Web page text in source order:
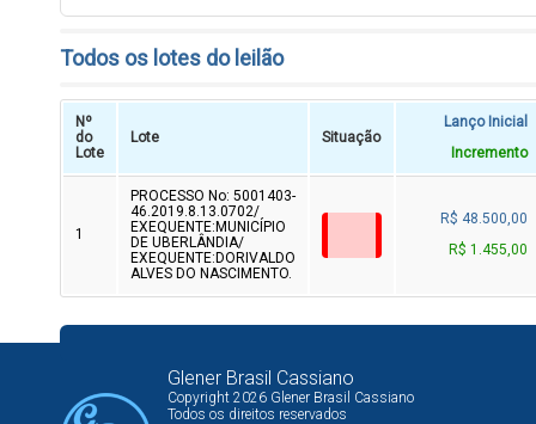
Todos os lotes do leilão
Nº
do
Lote
Lote Situação
Lanço Inicial
Incremento
1
PROCESSO No: 5001403-
46.2019.8.13.0702/
EXEQUENTE:MUNICÍPIO
DE UBERLÂNDIA/
EXEQUENTE:DORIVALDO
ALVES DO NASCIMENTO.
R$ 48.500,00
R$ 1.455,00
Glener Brasil Cassiano
Copyright 2026 Glener Brasil Cassiano
Todos os direitos reservados